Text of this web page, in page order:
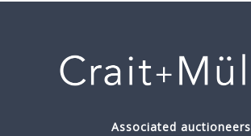
Associated auctioneers